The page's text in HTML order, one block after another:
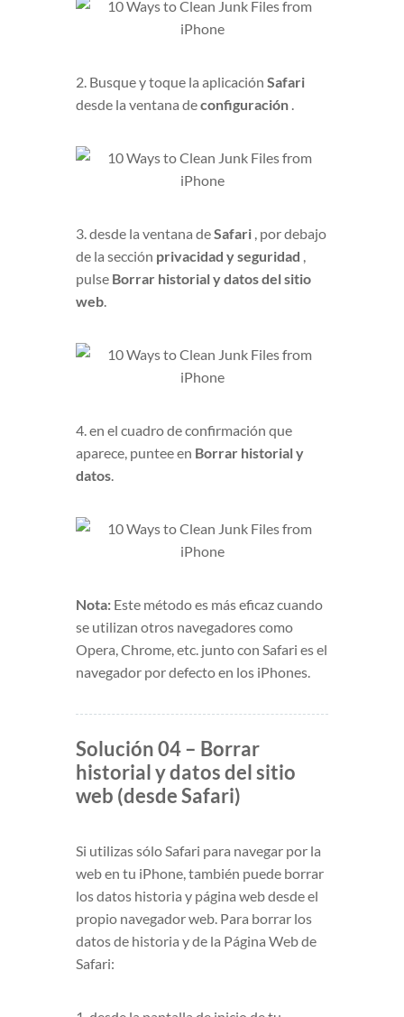
2. Busque y toque la aplicación Safari
desde la ventana deconfiguración .
3. desde la ventana deSafari , por debajo
de la sección privacidad y seguridad ,
pulse Borrar historial y datos del sitio
web.
4. en el cuadro de confirmación que
aparece, puntee en Borrar historial y
datos.
Nota: Este método es más eficaz cuando
se utilizan otros navegadores como
Opera, Chrome, etc. junto con Safari es el
navegador por defecto en los iPhones.
Solución 04 – Borrar
historial y datos del sitio
web (desde Safari)
Si utilizas sólo Safari para navegar por la
web en tu iPhone, también puede borrar
los datos historia y página web desde el
propio navegador web. Para borrar los
datos de historia y de la Página Web de
Safari: